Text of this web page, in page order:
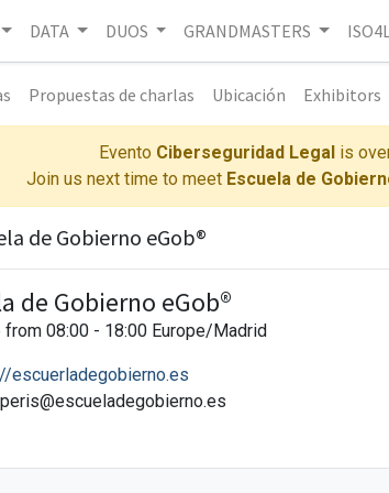
DATA DUOS GRANDMASTERS
Propuestas de charlas Ubicación Exhibitors
Evento Ciberseguridad Legalis
Join us next time to meet Escuela de
de Gobierno eGob®
de Gobierno eGob®
from 08:00 - 18:00 Europe/Madrid
escuerladegobierno.es